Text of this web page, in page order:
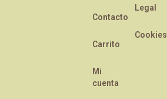
Contacto
Carrito
Mi
cuenta
Legal
Cookies